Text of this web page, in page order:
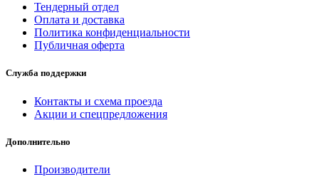
Тендерный отдел
Оплата и доставка
Политика конфиденциальности
Публичная оферта
Служба поддержки
Контакты и схема проезда
Акции и спецпредложения
Дополнительно
Производители